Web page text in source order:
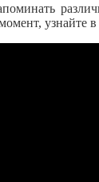
узнайте